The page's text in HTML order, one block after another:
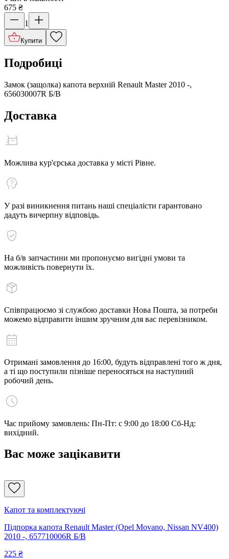
675 ₴
1
Купити
Подробиці
Замок (защолка) капота верхній Renault Master 2010 -,
656030007R Б/В
Доставка
Можлива кур'єрська доставка у місті Рівне.
У разі виникнення питань наші спеціалісти гарантовано
дадуть вичерпну відповідь.
На б/в запчастини ми пропонуємо вигідні умови та
можливість повернути їх.
Співпрацюємо зі службою доставки Нова Пошта, за потреби
можемо відправити іншим зручним для вас перевізником.
Отримані замовлення до 16:00, будуть відправлені того ж дня,
а ті що поступили пізніше переносяться на наступний
робочий день.
Час прийому замовлень: Пн-Пт: с 9:00 до 18:00 Сб-Нд:
вихідний.
Вас може зацікавити
Капот та комплектуючі
Підпорка капота Renault Master (Opel Movano, Nissan NV400)
2010 -, 657710006R Б/В
225 ₴